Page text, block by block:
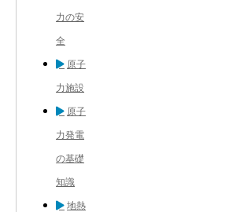
力の安
全
原子
力施設
原子
力発電
の基礎
知識
地熱